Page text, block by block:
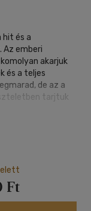
hit és a
emberi
akarjuk
és a teljes
de az a
tarjtuk
egy
e? Nem
őket, mert
a saját
társadalmi
négyszáz év
Ft